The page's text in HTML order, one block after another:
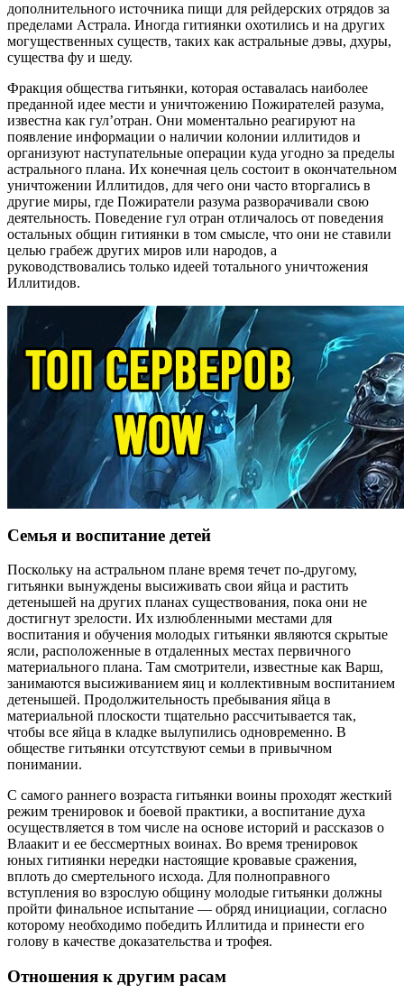
дополнительного источника пищи для рейдерских отрядов за
пределами Астрала. Иногда гитиянки охотились и на других
могущественных существ, таких как астральные дэвы, дхуры,
существа фу и шеду.
Фракция общества гитьянки, которая оставалась наиболее
преданной идее мести и уничтожению Пожирателей разума,
известна как гул’отран. Они моментально реагируют на
появление информации о наличии колонии иллитидов и
организуют наступательные операции куда угодно за пределы
астрального плана. Их конечная цель состоит в окончательном
уничтожении Иллитидов, для чего они часто вторгались в
другие миры, где Пожиратели разума разворачивали свою
деятельность. Поведение гул отран отличалось от поведения
остальных общин гитиянки в том смысле, что они не ставили
целью грабеж других миров или народов, а
руководствовались только идеей тотального уничтожения
Иллитидов.
Семья и воспитание детей
Поскольку на астральном плане время течет по-другому,
гитьянки вынуждены высиживать свои яйца и растить
детенышей на других планах существования, пока они не
достигнут зрелости. Их излюбленными местами для
воспитания и обучения молодых гитьянки являются скрытые
ясли, расположенные в отдаленных местах первичного
материального плана. Там смотрители, известные как Варш,
занимаются высиживанием яиц и коллективным воспитанием
детенышей. Продолжительность пребывания яйца в
материальной плоскости тщательно рассчитывается так,
чтобы все яйца в кладке вылупились одновременно. В
обществе гитьянки отсутствуют семьи в привычном
понимании.
С самого раннего возраста гитьянки воины проходят жесткий
режим тренировок и боевой практики, а воспитание духа
осуществляется в том числе на основе историй и рассказов о
Влаакит и ее бессмертных воинах. Во время тренировок
юных гитиянки нередки настоящие кровавые сражения,
вплоть до смертельного исхода. Для полноправного
вступления во взрослую общину молодые гитьянки должны
пройти финальное испытание — обряд инициации, согласно
которому необходимо победить Иллитида и принести его
голову в качестве доказательства и трофея.
Отношения к другим расам